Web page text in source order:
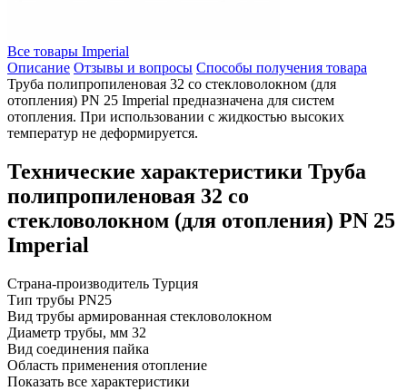
Все товары Imperial
Описание Отзывы и вопросы Способы получения товара
Труба полипропиленовая 32 со стекловолокном (для
отопления) PN 25 Imperial предназначена для систем
отопления. При использовании с жидкостью высоких
температур не деформируется.
Технические характеристики Труба
полипропиленовая 32 со
стекловолокном (для отопления) PN 25
Imperial
Страна-производитель Турция
Тип трубы PN25
Вид трубы армированная стекловолокном
Диаметр трубы, мм 32
Вид соединения пайка
Область применения отопление
Показать все характеристики